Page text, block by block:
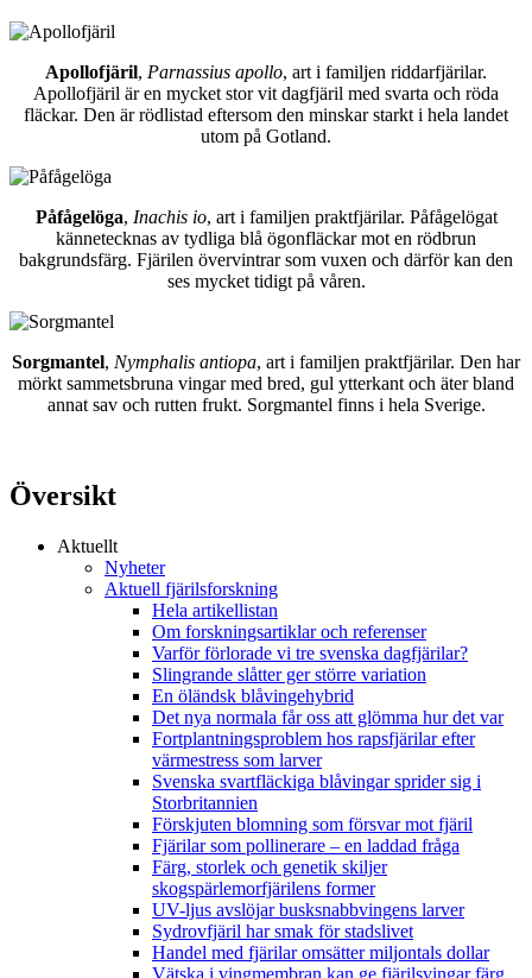
Apollofjäril, Parnassius apollo, art i familjen riddarfjärilar.
Apollofjäril är en mycket stor vit dagfjäril med svarta och röda
fläckar. Den är rödlistad eftersom den minskar starkt i hela landet
utom på Gotland.
Påfågelöga, Inachis io, art i familjen praktfjärilar. Påfågelögat
kännetecknas av tydliga blå ögonfläckar mot en rödbrun
bakgrundsfärg. Fjärilen övervintrar som vuxen och därför kan den
ses mycket tidigt på våren.
Sorgmantel, Nymphalis antiopa, art i familjen praktfjärilar. Den har
mörkt sammetsbruna vingar med bred, gul ytterkant och äter bland
annat sav och rutten frukt. Sorgmantel finns i hela Sverige.
Översikt
Aktuellt
Nyheter
Aktuell fjärilsforskning
Hela artikellistan
Om forskningsartiklar och referenser
Varför förlorade vi tre svenska dagfjärilar?
Slingrande slåtter ger större variation
En öländsk blåvingehybrid
Det nya normala får oss att glömma hur det var
Fortplantningsproblem hos rapsfjärilar efter
värmestress som larver
Svenska svartfläckiga blåvingar sprider sig i
Storbritannien
Förskjuten blomning som försvar mot fjäril
Fjärilar som pollinerare – en laddad fråga
Färg, storlek och genetik skiljer
skogspärlemorfjärilens former
UV-ljus avslöjar busksnabbvingens larver
Sydrovfjäril har smak för stadslivet
Handel med fjärilar omsätter miljontals dollar
Vätska i vingmembran kan ge fjärilsvingar färg